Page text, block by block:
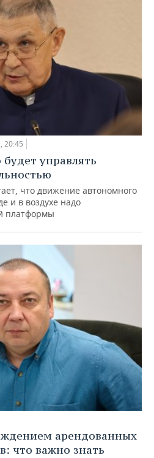
20:45
управлять
что движение автономного
и в воздухе надо
платформы
арендованных
что важно знать